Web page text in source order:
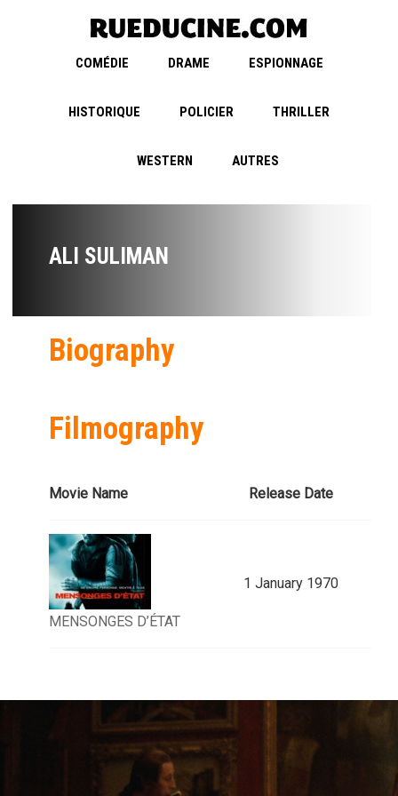
COMÉDIE DRAME ESPIONNAGE
HISTORIQUE POLICIER THRILLER
WESTERN AUTRES
ALI SULIMAN
Biography
Filmography
Movie Name Release Date
MENSONGES D’ÉTAT
1 January 1970